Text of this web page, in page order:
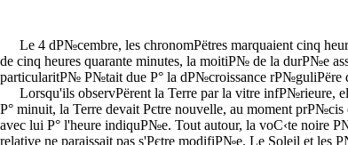
Le 4 dР№cembre, les chronomРёtres marquaient cinq
de cinq heures quarante minutes, la moitiР№ de la durР№e
particularitР№ Р№tait due Р° la dР№croissance rР№guliРёre
Lorsqu'ils observРёrent la Terre par la vitre infР№rieure,
Р° minuit, la Terre devait Рєtre nouvelle, au moment
avec lui Р° l'heure indiquР№e. Tout autour, la voС‹te noire
relative ne paraissait pas s'Рєtre modifiР№e. Le Soleil et les